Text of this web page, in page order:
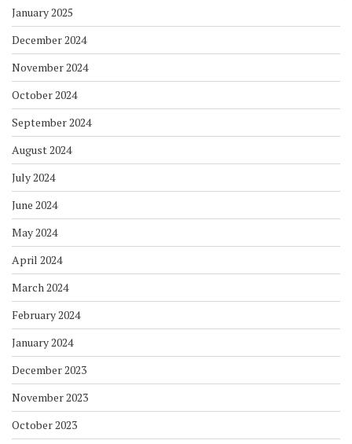
January 2025
December 2024
November 2024
October 2024
September 2024
August 2024
July 2024
June 2024
May 2024
April 2024
March 2024
February 2024
January 2024
December 2023
November 2023
October 2023